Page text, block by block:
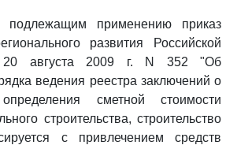
подлежащим применению приказ
развития Российской
20 августа 2009 г. N 352 "Об
ведения реестра заключений о
определения сметной стоимости
строительства, строительство
с привлечением средств